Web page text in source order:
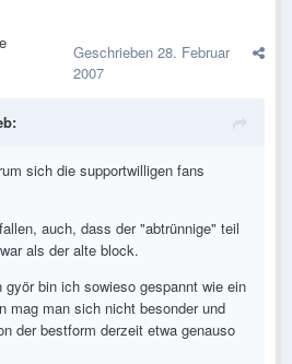
Geschrieben 28. Februar
2007
sich die supportwilligen fans
auch, dass der "abtrünnige" teil
als der alte block.
bin ich sowieso gespannt wie ein
mag man sich nicht besonder und
der bestform derzeit etwa genauso